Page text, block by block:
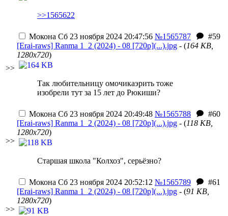
>>1565622
>>
Мокона Сб 23 ноября 2024 20:47:56 №1565787
#59
[Erai-raws] Ranma 1_2 (2024) - 08 [720p](...).jpg - (164 KB,
1280x720)
Так любительницу омочикаэрить тоже
изобрели тут за 15 лет до Рюкиши?
>>
Мокона Сб 23 ноября 2024 20:49:48 №1565788
#60
[Erai-raws] Ranma 1_2 (2024) - 08 [720p](...).jpg - (118 KB,
1280x720)
Старшая школа "Колхоз", серьёзно?
>>
Мокона Сб 23 ноября 2024 20:52:12 №1565789
#61
[Erai-raws] Ranma 1_2 (2024) - 08 [720p](...).jpg - (91 KB,
1280x720)